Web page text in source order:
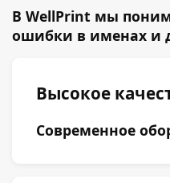
В WellPrint мы
ошибки в именах и
Высокое
Современное